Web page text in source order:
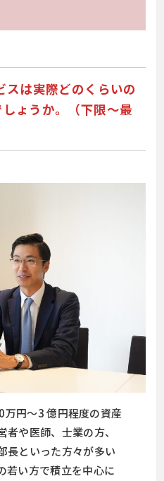
スは実際どのくらいの
ょうか。（下限～最
万円～3 億円程度の資産
や医師、士業の方、
長といった方々が多い
若い方で積立を中心に